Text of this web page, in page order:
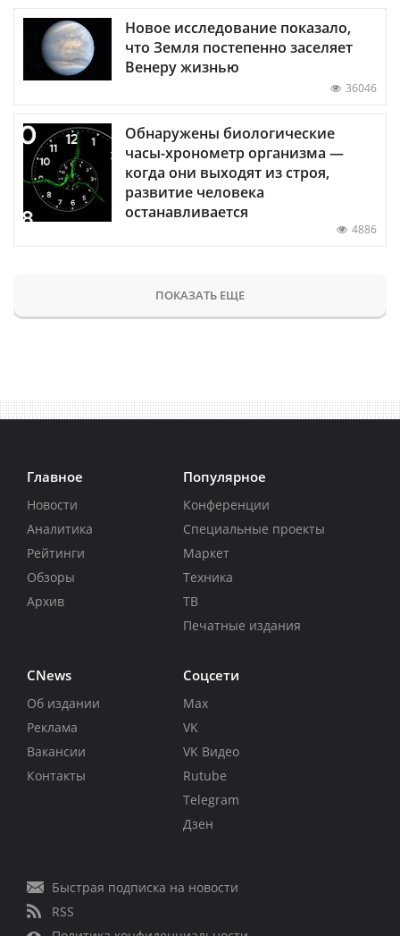
Новое исследование показало,
что Земля постепенно заселяет
Венеру жизнью
36046
Обнаружены биологические
часы-хронометр организма —
когда они выходят из строя,
развитие человека
останавливается
4886
ПОКАЗАТЬ ЕЩЕ
Главное
Новости
Аналитика
Рейтинги
Обзоры
Архив
Популярное
Конференции
Специальные проекты
Маркет
Техника
ТВ
Печатные издания
CNews
Об издании
Реклама
Вакансии
Контакты
Соцсети
Max
VK
VK Видео
Rutube
Telegram
Дзен
Быстрая подписка на новости
RSS